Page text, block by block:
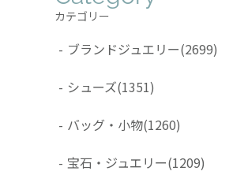
カテゴリー
- ブランドジュエリー(2699)
- シューズ(1351)
- バッグ・小物(1260)
- 宝石・ジュエリー(1209)